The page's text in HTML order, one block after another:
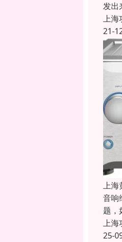
发出
上海
21-
上海
音响
题，
上海
25-